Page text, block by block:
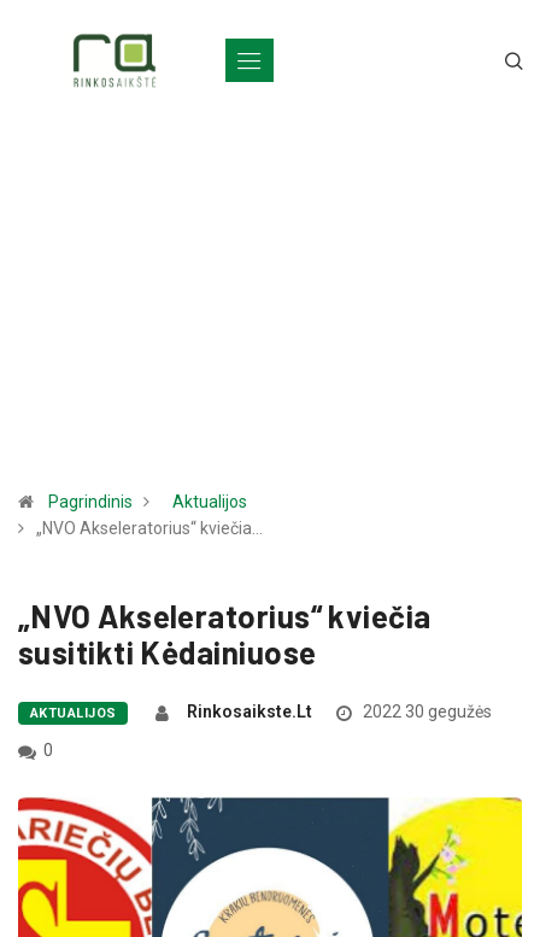
Pagrindinis
Aktualijos
„NVO Akseleratorius“ kviečia…
„NVO Akseleratorius“ kviečia
susitikti Kėdainiuose
AKTUALIJOS Rinkosaikste.lt
2022 30 gegužės
0